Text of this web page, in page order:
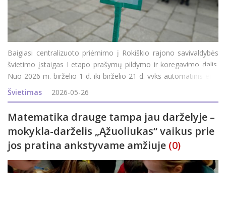
Baigiasi centralizuoto priėmimo į Rokiškio rajono savivaldybės
švietimo įstaigas I etapo prašymų pildymo ir koregavimo dalis.
Nuo 2026 m. birželio 1 d. iki birželio 21 d. vyks automatinis eilių
sudarymas, apskaičiavimas. Nuo 2026 m. birželio 22 d. iki liepos
12 d. vyks kviet
Švietimas 2026-05-26
Matematika drauge tampa jau darželyje –
mokykla-darželis „Ąžuoliukas“ vaikus prie
jos pratina ankstyvame amžiuje (0)